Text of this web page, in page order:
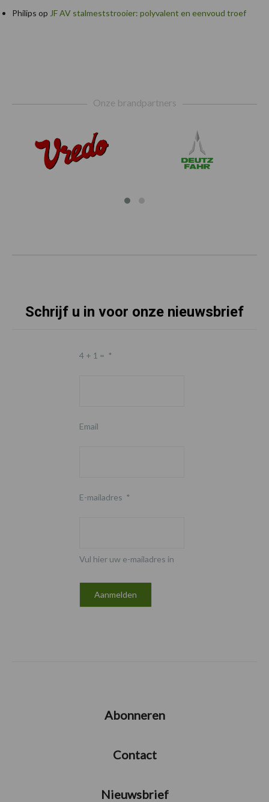
Philips op JF AV stalmeststrooier: polyvalent en eenvoud troef
Onze brandpartners
Schrijf u in voor onze nieuwsbrief
4 + 1 = *
Email
E-mailadres *
Vul hier uw e-mailadres in
Abonneren
Contact
Nieuwsbrief